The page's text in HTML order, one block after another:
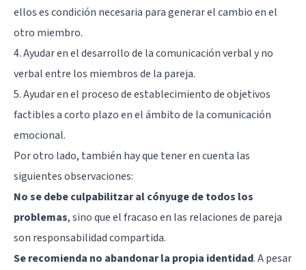
ellos es condición necesaria para generar el cambio en el
otro miembro.
4. Ayudar en el desarrollo de la comunicación verbal y no
verbal entre los miembros de la pareja.
5. Ayudar en el proceso de establecimiento de objetivos
factibles a corto plazo en el ámbito de la comunicación
emocional.
Por otro lado, también hay que tener en cuenta las
siguientes observaciones:
No se debe culpabilitzar al cónyuge de todos los
problemas, sino que el fracaso en las relaciones de pareja
son responsabilidad compartida.
Se recomienda no abandonar la propia identidad. A pesar